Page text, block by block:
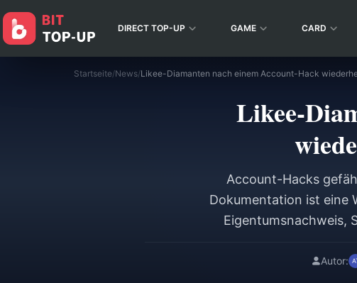
DIRECT TOP-UP GAME CARD
Startseite/News/
Likee-
Account-Hacks
Dokumentation ist eine
Eigentumsnachweis,
Sie, wie Sie Ihre 10-Autor: